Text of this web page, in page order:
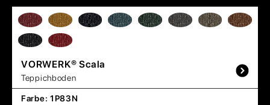
VORWERK® Scala
Teppichboden
Farbe: 1P83N